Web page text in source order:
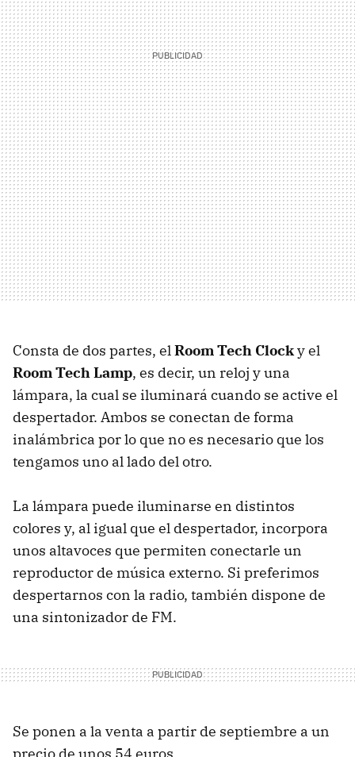
Consta de dos partes, elRoom Tech Clocky el
Room Tech Lamp, es decir, un reloj y una
lámpara, la cual se iluminará cuando se active el
despertador. Ambos se conectan de forma
inalámbrica por lo que no es necesario que los
tengamos uno al lado del otro.
La lámpara puede iluminarse en distintos
colores y, al igual que el despertador, incorpora
unos altavoces que permiten conectarle un
reproductor de música externo. Si preferimos
despertarnos con la radio, también dispone de
una sintonizador de FM.
Se ponen a la venta a partir de septiembre a un